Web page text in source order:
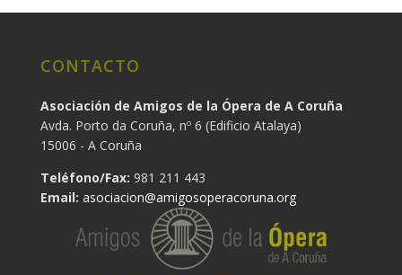
CONTACTO
Asociación de Amigos de la Ópera de A Coruña
Avda. Porto da Coruña, nº 6 (Edificio Atalaya)
15006 - A Coruña
Teléfono/Fax: 981 211 443
Email: asociacion@amigosoperacoruna.org